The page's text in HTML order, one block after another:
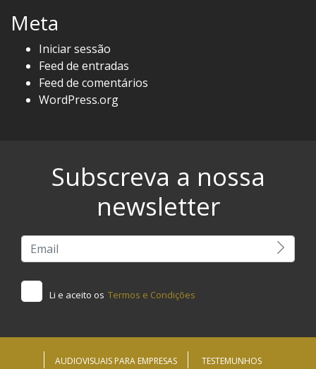
Meta
Iniciar sessão
Feed de entradas
Feed de comentários
WordPress.org
Subscreva a nossa
newsletter
Li e aceito os Termos e Condições
AUDIOVISUAIS PARA EMPRESAS TESTEMUNHOS